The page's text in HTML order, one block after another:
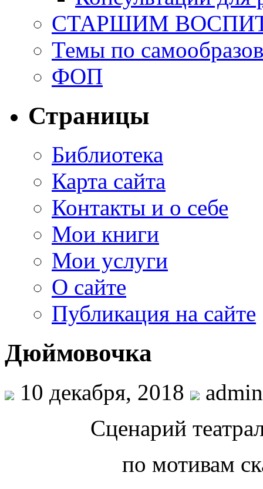
СТАРШИМ
Темы по
ФОП
Страницы
Библиотека
Карта сайта
Контакты и о себе
Мои книги
Мои услуги
О сайте
Публикация на сайте
Дюймовочка
10 декабря, 2018
admin
Сценарий
по мотивам